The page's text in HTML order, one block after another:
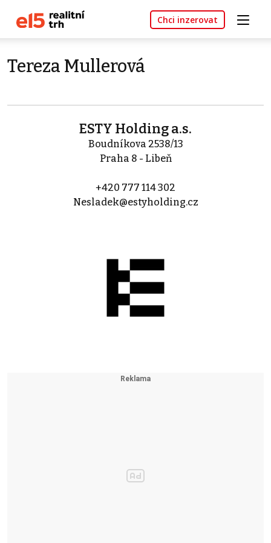
Chci inzerovat
Tereza Mullerová
ESTY Holding a.s.
Boudníkova 2538/13
Praha 8 - Libeň
+420 777 114 302
Nesladek@estyholding.cz